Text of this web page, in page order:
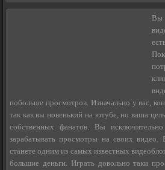
побольше просмотров. Изначально у вас,
так как вы новенький на ютубе, но ваша
собственных фанатов. Вы
зарабатывать просмотры на своих
станете одним из самых известных
большие деньги. Играть довольно таки